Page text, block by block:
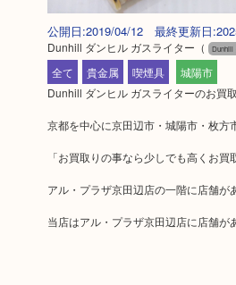
公開日:2019/04/12 最終更新日
Dunhill ダンヒル ガスライター （ Dunhill
全て
貴金属 喫煙具
城陽市
Dunhill ダンヒル ガスライターのお買
京都を中心に京田辺市・城陽市・枚方
「お買取りの事なら少しでも高くお
アル・プラザ京田辺店の一階に店舗が
当店はアル・プラザ京田辺店に店舗が